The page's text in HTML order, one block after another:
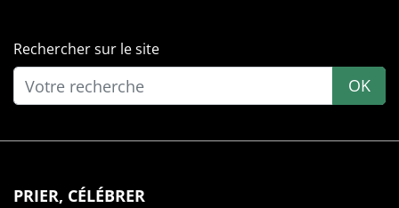
Rechercher sur le site
OK
PRIER, CÉLÉBRER